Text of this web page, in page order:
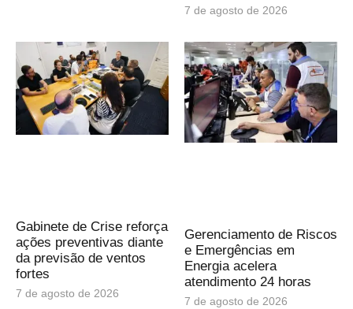
7 de agosto de 2026
Gabinete de Crise reforça
ações preventivas diante
da previsão de ventos
fortes
7 de agosto de 2026
Gerenciamento de Riscos
e Emergências em
Energia acelera
atendimento 24 horas
7 de agosto de 2026